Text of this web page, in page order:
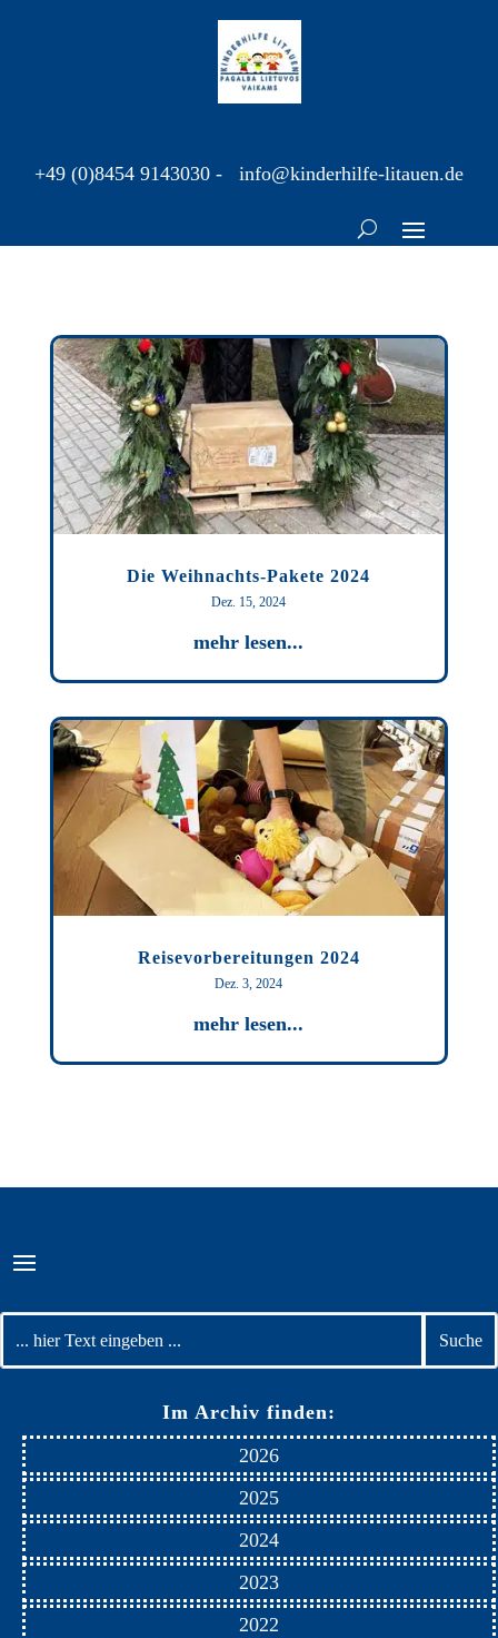
+49 (0)8454 9143030 - info@kinderhilfe-litauen.de
Die Weihnachts-Pakete 2024
Dez. 15, 2024
mehr lesen...
Reisevorbereitungen 2024
Dez. 3, 2024
mehr lesen...
Im Archiv finden:
2026
2025
2024
2023
2022